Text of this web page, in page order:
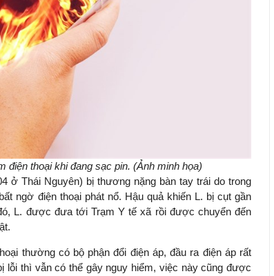
điện thoại khi đang sạc pin. (Ảnh minh họa)
ở Thái Nguyên) bị thương nặng bàn tay trái do trong
ngờ điện thoại phát nổ. Hậu quả khiến L. bị cụt gần
L. được đưa tới Trạm Y tế xã rồi được chuyển đến
thường có bộ phận đổi điện áp, đầu ra điện áp rất
lỗi thì vẫn có thể gây nguy hiểm, việc này cũng được
trưởng